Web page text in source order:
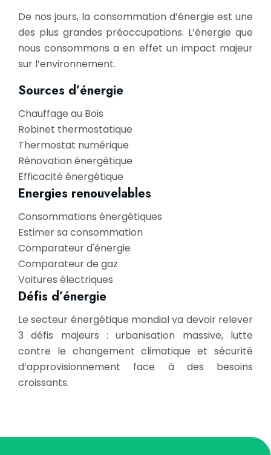
De nos jours, la consommation d’énergie est une
des plus grandes préoccupations. L’énergie que
nous consommons a en effet un impact majeur
sur l’environnement.
Sources d’énergie
Chauffage au Bois
Robinet thermostatique
Thermostat numérique
Rénovation énergétique
Efficacité énergétique
Energies renouvelables
Consommations énergétiques
Estimer sa consommation
Comparateur d'énergie
Comparateur de gaz
Voitures électriques
Défis d’énergie
Le secteur énergétique mondial va devoir relever
3 défis majeurs : urbanisation massive, lutte
contre le changement climatique et sécurité
d’approvisionnement face à des besoins
croissants.